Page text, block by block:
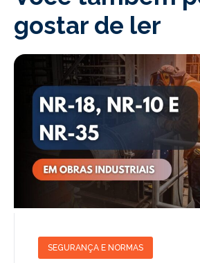
gostar de ler
SEGURANÇA E NORMAS